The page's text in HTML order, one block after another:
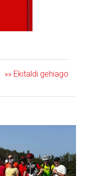
»» Ekitaldi gehiago